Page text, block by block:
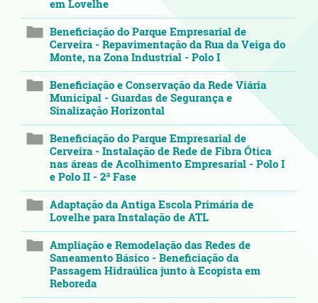
em Lovelhe
Beneficiação do Parque Empresarial de
Cerveira - Repavimentação da Rua da Veiga do
Monte, na Zona Industrial - Polo I
Beneficiação e Conservação da Rede Viária
Municipal - Guardas de Segurança e
Sinalização Horizontal
Beneficiação do Parque Empresarial de
Cerveira - Instalação de Rede de Fibra Ótica
nas áreas de Acolhimento Empresarial - Polo I
e Polo II - 2ª Fase
Adaptação da Antiga Escola Primária de
Lovelhe para Instalação de ATL
Ampliação e Remodelação das Redes de
Saneamento Básico - Beneficiação da
Passagem Hidraúlica junto à Ecopista em
Reboreda